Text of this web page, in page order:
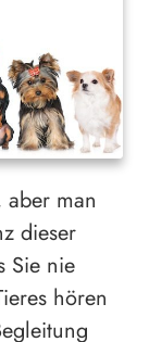
man
dieser
Sie nie
hören